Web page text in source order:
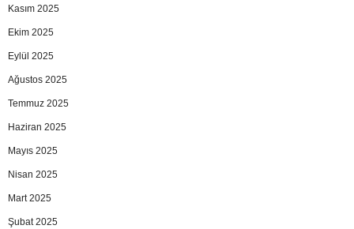
Kasım 2025
Ekim 2025
Eylül 2025
Ağustos 2025
Temmuz 2025
Haziran 2025
Mayıs 2025
Nisan 2025
Mart 2025
Şubat 2025